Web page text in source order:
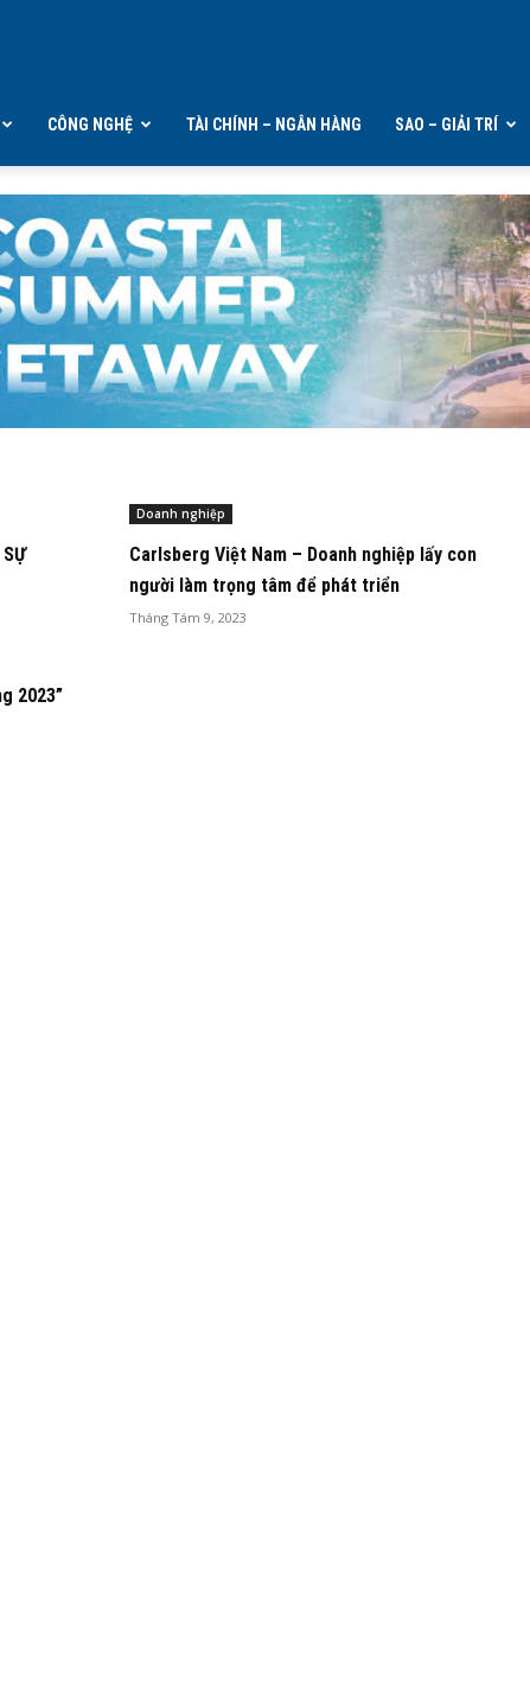
CÔNG NGHỆ TÀI CHÍNH – NGÂN HÀNG SAO – GIẢI TRÍ
Doanh nghiệp
Carlsberg Việt Nam – Doanh nghiệp lấy con
người làm trọng tâm để phát triển
Tháng Tám 9, 2023
2023”